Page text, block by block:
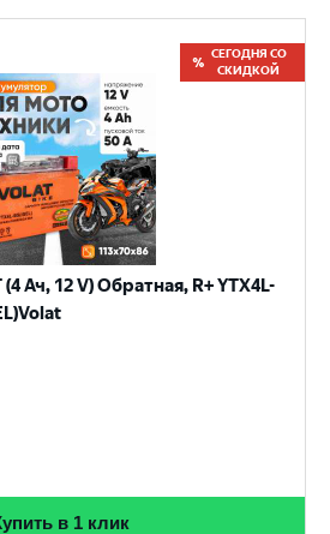
СЕГОДНЯ СО
СКИДКОЙ
Ач, 12 V) Обратная, R+ YTX4L-
в 1 клик